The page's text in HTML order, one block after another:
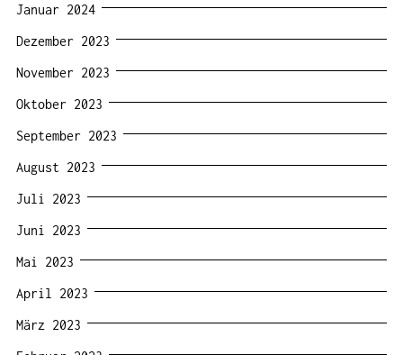
Januar 2024
Dezember 2023
November 2023
Oktober 2023
September 2023
August 2023
Juli 2023
Juni 2023
Mai 2023
April 2023
März 2023